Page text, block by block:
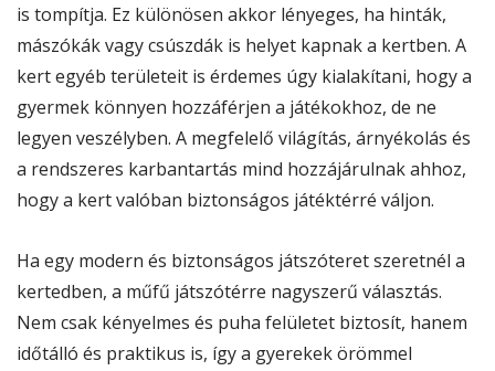
is tompítja. Ez különösen akkor lényeges, ha hinták,
mászókák vagy csúszdák is helyet kapnak a kertben. A
kert egyéb területeit is érdemes úgy kialakítani, hogy a
gyermek könnyen hozzáférjen a játékokhoz, de ne
legyen veszélyben. A megfelelő világítás, árnyékolás és
a rendszeres karbantartás mind hozzájárulnak ahhoz,
hogy a kert valóban biztonságos játéktérré váljon.
Ha egy modern és biztonságos játszóteret szeretnél a
kertedben, a műfű játszótérre nagyszerű választás.
Nem csak kényelmes és puha felületet biztosít, hanem
időtálló és praktikus is, így a gyerekek örömmel